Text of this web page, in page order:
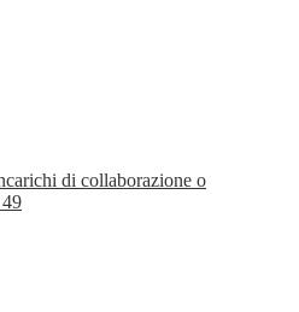
di collaborazione o
49